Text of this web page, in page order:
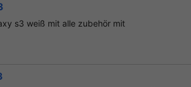
s3 weiß mit alle zubehör mit